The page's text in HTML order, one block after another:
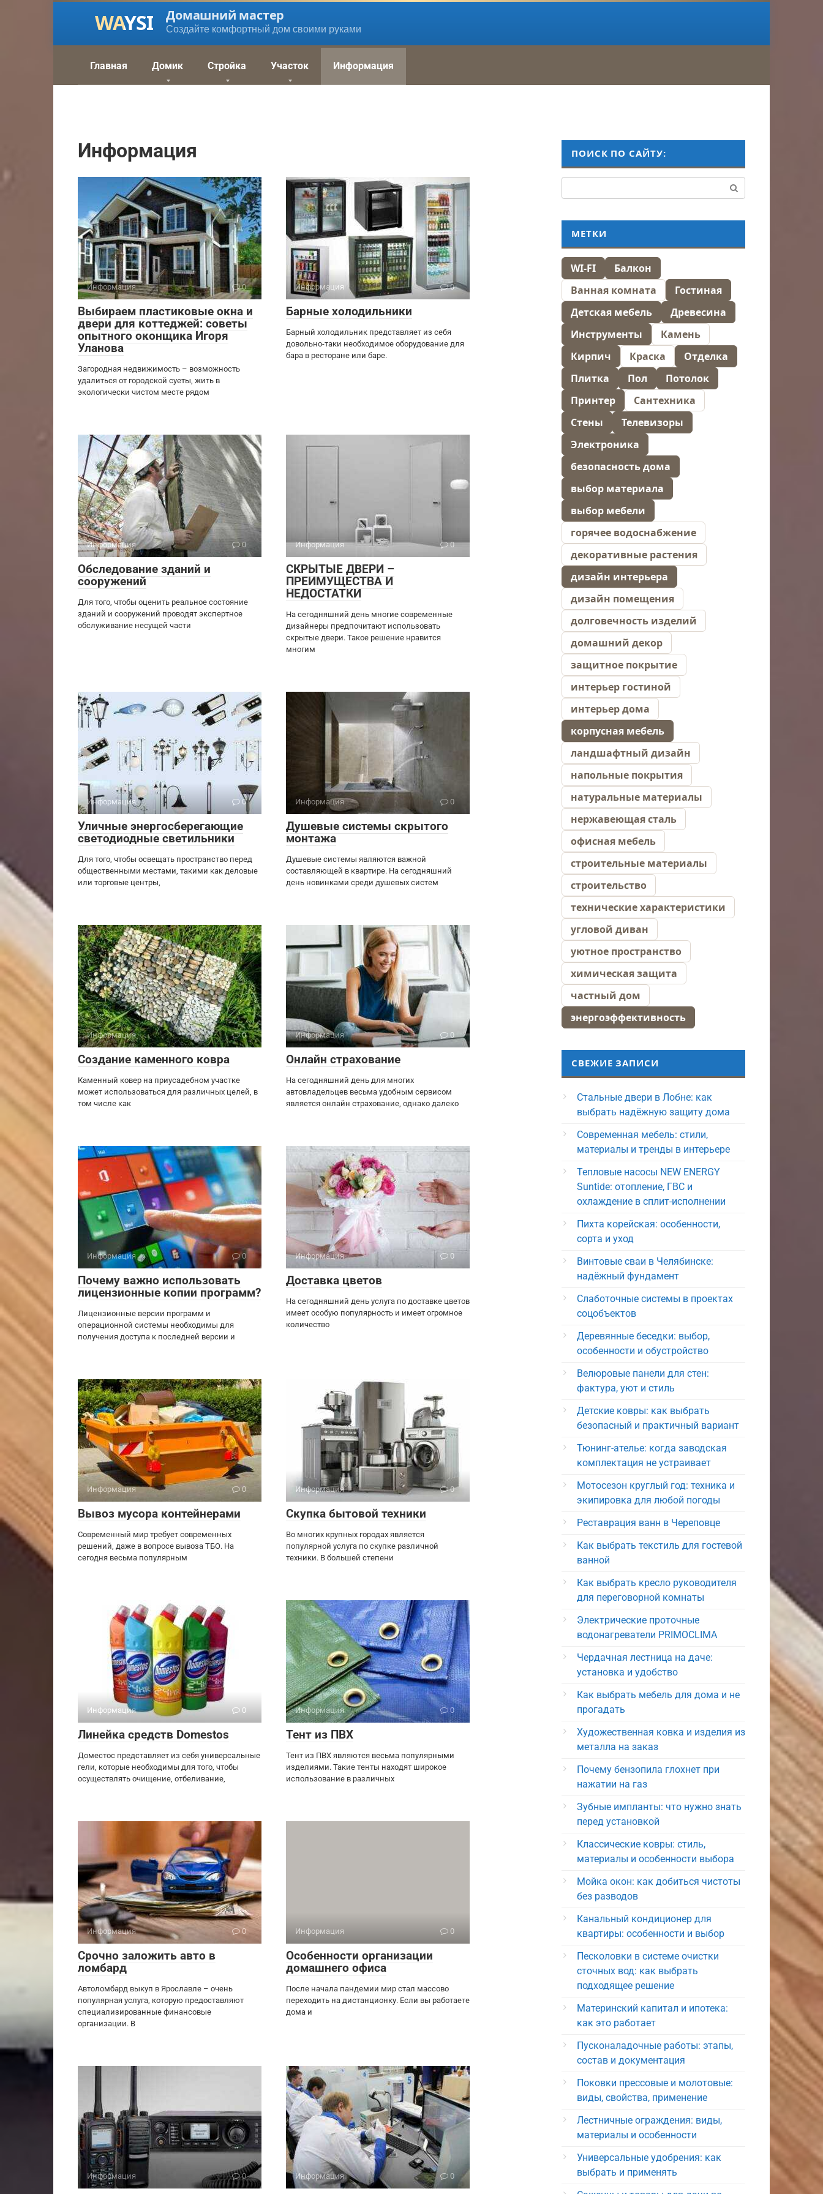
Домашний мастер
Создайте комфортный дом своими руками
Главная Домик Стройка Участок Информация
Информация
Информация 0
Выбираем пластиковые окна и
двери для коттеджей: советы
опытного оконщика Игоря
Уланова
Загородная недвижимость – возможность
удалиться от городской суеты, жить в
экологически чистом месте рядом
Информация 0
Барные холодильники
Барный холодильник представляет из себя
довольно-таки необходимое оборудование для
бара в ресторане или баре.
Информация 0
Обследование зданий и
сооружений
Для того, чтобы оценить реальное состояние
зданий и сооружений проводят экспертное
обслуживание несущей части
Информация 0
СКРЫТЫЕ ДВЕРИ –
ПРЕИМУЩЕСТВА И
НЕДОСТАТКИ
На сегодняшний день многие современные
дизайнеры предпочитают использовать
скрытые двери. Такое решение нравится
многим
Информация 0
Уличные энергосберегающие
светодиодные светильники
Для того, чтобы освещать пространство перед
общественными местами, такими как деловые
или торговые центры,
Информация 0
Душевые системы скрытого
монтажа
Душевые системы являются важной
составляющей в квартире. На сегодняшний
день новинками среди душевых систем
Информация 0
Создание каменного ковра
Каменный ковер на приусадебном участке
может использоваться для различных целей, в
том числе как
Информация 0
Онлайн страхование
На сегодняшний день для многих
автовладельцев весьма удобным сервисом
является онлайн страхование, однако далеко
Информация 0
Почему важно использовать
лицензионные копии программ?
Лицензионные версии программ и
операционной системы необходимы для
получения доступа к последней версии и
Информация 0
Доставка цветов
На сегодняшний день услуга по доставке цветов
имеет особую популярность и имеет огромное
количество
Информация 0
Вывоз мусора контейнерами
Современный мир требует современных
решений, даже в вопросе вывоза ТБО. На
сегодня весьма популярным
Информация 0
Скупка бытовой техники
Во многих крупных городах является
популярной услуга по скупке различной
техники. В большей степени
Информация 0
Линейка средств Domestos
Доместос представляет из себя универсальные
гели, которые необходимы для того, чтобы
осуществлять очищение, отбеливание,
Информация 0
Тент из ПВХ
Тент из ПВХ являются весьма популярными
изделиями. Такие тенты находят широкое
использование в различных
Информация 0
Срочно заложить авто в
ломбард
Автоломбард выкуп в Ярославле – очень
популярная услуга, которую предоставляют
специализированные финансовые
организации. В
Информация 0
Особенности организации
домашнего офиса
После начала пандемии мир стал массово
переходить на дистанционку. Если вы работаете
дома и
Информация 0 Информация 0
ПОИСК ПО САЙТУ:
МЕТКИ
WI-FI
Балкон
Ванная комната
Гостиная
Детская мебель
Древесина
Инструменты
Камень
Кирпич
Краска
Отделка
Плитка
Пол
Потолок
Принтер
Сантехника
Стены
Телевизоры
Электроника
безопасность дома
выбор материала
выбор мебели
горячее водоснабжение
декоративные растения
дизайн интерьера
дизайн помещения
долговечность изделий
домашний декор
защитное покрытие
интерьер гостиной
интерьер дома
корпусная мебель
ландшафтный дизайн
напольные покрытия
натуральные материалы
нержавеющая сталь
офисная мебель
строительные материалы
строительство
технические характеристики
угловой диван
уютное пространство
химическая защита
частный дом
энергоэффективность
СВЕЖИЕ ЗАПИСИ
Стальные двери в Лобне: как
выбрать надёжную защиту дома
Современная мебель: стили,
материалы и тренды в интерьере
Тепловые насосы NEW ENERGY
Suntide: отопление, ГВС и
охлаждение в сплит-исполнении
Пихта корейская: особенности,
сорта и уход
Винтовые сваи в Челябинске:
надёжный фундамент
Слаботочные системы в проектах
соцобъектов
Деревянные беседки: выбор,
особенности и обустройство
Велюровые панели для стен:
фактура, уют и стиль
Детские ковры: как выбрать
безопасный и практичный вариант
Тюнинг-ателье: когда заводская
комплектация не устраивает
Мотосезон круглый год: техника и
экипировка для любой погоды
Реставрация ванн в Череповце
Как выбрать текстиль для гостевой
ванной
Как выбрать кресло руководителя
для переговорной комнаты
Электрические проточные
водонагреватели PRIMOCLIMA
Чердачная лестница на даче:
установка и удобство
Как выбрать мебель для дома и не
прогадать
Художественная ковка и изделия из
металла на заказ
Почему бензопила глохнет при
нажатии на газ
Зубные импланты: что нужно знать
перед установкой
Классические ковры: стиль,
материалы и особенности выбора
Мойка окон: как добиться чистоты
без разводов
Канальный кондиционер для
квартиры: особенности и выбор
Песколовки в системе очистки
сточных вод: как выбрать
подходящее решение
Материнский капитал и ипотека:
как это работает
Пусконаладочные работы: этапы,
состав и документация
Поковки прессовые и молотовые:
виды, свойства, применение
Лестничные ограждения: виды,
материалы и особенности
Универсальные удобрения: как
выбрать и применять